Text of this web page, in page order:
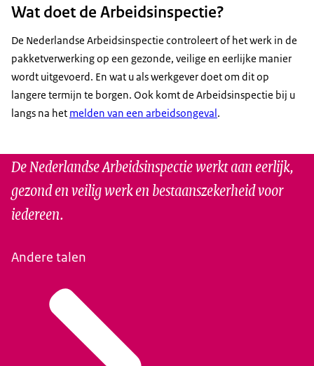
Wat doet de Arbeidsinspectie?
De Nederlandse Arbeidsinspectie controleert of het werk in de
pakketverwerking op een gezonde, veilige en eerlijke manier
wordt uitgevoerd. En wat u als werkgever doet om dit op
langere termijn te borgen. Ook komt de Arbeidsinspectie bij u
langs na het melden van een arbeidsongeval.
De Nederlandse Arbeidsinspectie werkt aan eerlijk,
gezond en veilig werk en bestaanszekerheid voor
iedereen.
Andere talen